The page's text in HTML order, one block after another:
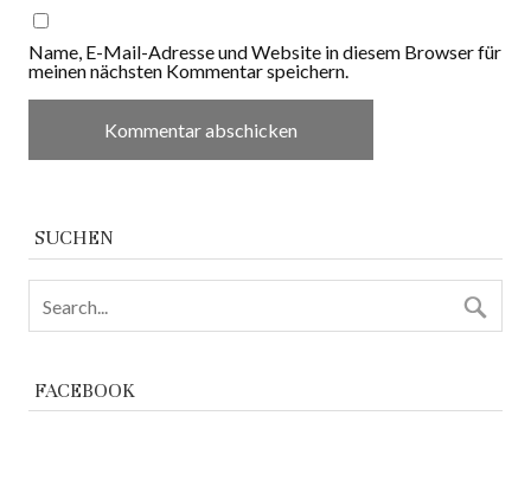
Name, E-Mail-Adresse und Website in diesem Browser für
meinen nächsten Kommentar speichern.
SUCHEN
FACEBOOK